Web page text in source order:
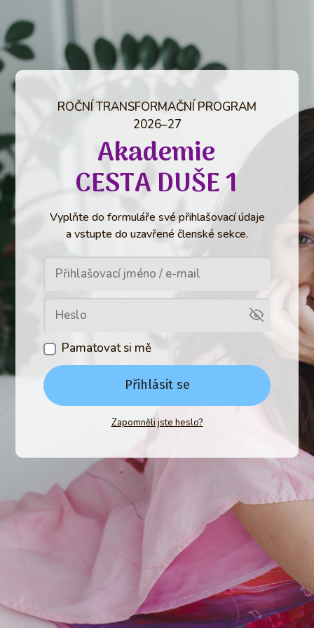
ROČNÍ TRANSFORMAČNÍ PROGRAM
2026–27
Akademie
CESTA DUŠE 1
Vyplňte do formuláře své přihlašovací údaje
a vstupte do uzavřené členské sekce.
Pamatovat si mě
Přihlásit se
Zapomněli jste heslo?